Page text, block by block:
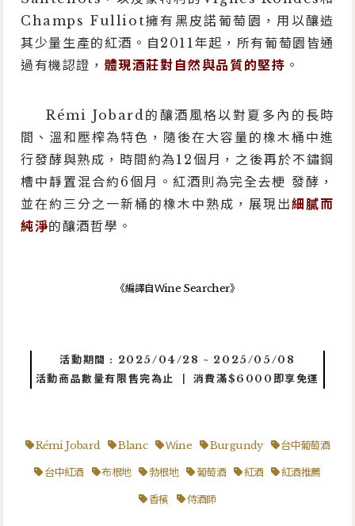
Champs Fulliot擁有黑皮諾葡萄園，用以釀造
其少量生產的紅酒。自2011年起，所有葡萄園皆通
過有機認證， 體現酒莊對自然與品質的堅持 。
Rémi Jobard的釀酒風格以對夏多內的長時
間、溫和壓榨為特色，隨後在大容量的橡木桶中進
行發酵與熟成，時間約為12個月，之後再於不鏽鋼
槽中靜置混合約6個月。紅酒則為完全去梗 發酵，
並在約三分之一新桶的橡木中熟成，展現出細膩而
純淨的釀酒哲學。
《編譯自Ｗine Searcher》
活動期間 : 2025/04/28 ~ 2025/05/08
活動商品數量有限售完為止 ┃ 消費滿$6000即享免運
Rémi Jobard Blanc Ｗine Burgundy
台中葡萄酒
台中紅酒
布根地 勃根地 葡萄酒 紅酒
紅酒推薦
香檳
侍酒師